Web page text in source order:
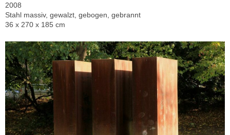
2008
Stahl massiv, gewalzt, gebogen, gebrannt
36 x 270 x 185 cm